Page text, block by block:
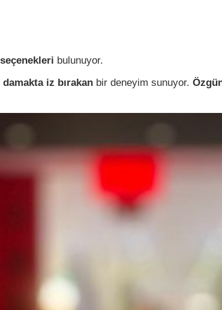
bulunuyor.
damakta iz bırakan bir deneyim sunuyor.